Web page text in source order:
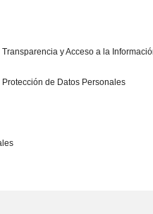
y Acceso a la
Protección de Datos Personales